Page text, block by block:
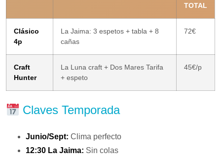
TOTAL
Clásico
4p
La Jaima: 3 espetos + tabla + 8
cañas
72€
Craft
Hunter
La Luna craft + Dos Mares Tarifa
+ espeto
45€/p
Claves Temporada
Junio/Sept: Clima perfecto
12:30 La Jaima: Sin colas